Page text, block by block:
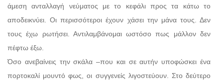
άμεση ανταλλαγή νεύματος με το κεφάλι προς τα κάτω το
αποδεικνύει. Οι περισσότεροι έχουν χάσει την μάνα τους. Δεν
τους έχω ρωτήσει. Αντιλαμβάνομαι ωστόσο πως μάλλον δεν
πέφτω έξω.
Όσο ανεβαίνεις την σκάλα –που και σε αυτήν υποφώσκει ένα
πορτοκαλί μουντό φως, οι συγγενείς λιγοστεύουν. Στο δεύτερο